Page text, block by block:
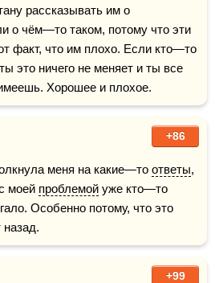
рассказывать им о
о чём—то таком, потому что эти
факт, что им плохо. Если кто—то
это ничего не меняет и ты все
Хорошее и плохое.
+86
меня на какие—то ответы,
моей проблемой уже кто—то
Особенно потому, что это
назад.
+99